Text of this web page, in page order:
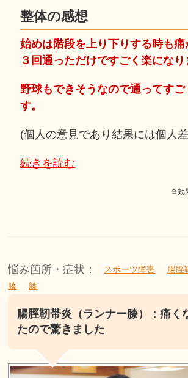
整体の感想
始めは階段を上り下りする時も痛
３回通っただけですごく楽になり
野球もできそうなので通ってす
す。
(個人の意見であり結果には個人
続きを読む
※効
悩み箇所・症状： スポーツ障害 腸脛
膝
膝
腸脛靭帯炎（ランナー膝）：痛く
たので驚きました